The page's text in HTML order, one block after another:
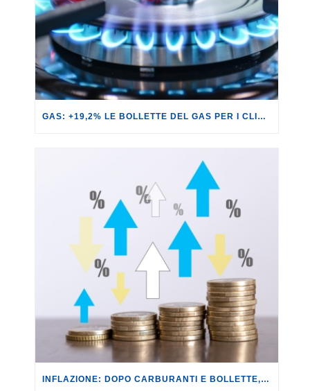
GAS: +19,2% LE BOLLETTE DEL GAS PER I CLIENTI IN SERVIZIO DI VULNERABILITÀ.
INFLAZIONE: DOPO CARBURANTI E BOLLETTE, GLI EFFETTI DEL CONFLITTO INIZIANO A FARSI SENTIRE SUI PREZZI.